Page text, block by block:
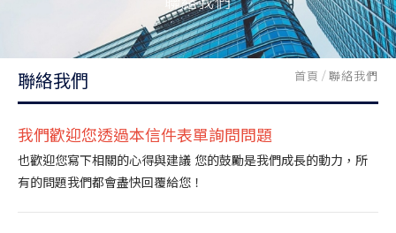
首頁 /聯絡我們
聯絡我們
我們歡迎您透過本信件表單詢問問題
也歡迎您寫下相關的心得與建議 您的鼓勵是我們成長的動力，所
有的問題我們都會盡快回覆給您！